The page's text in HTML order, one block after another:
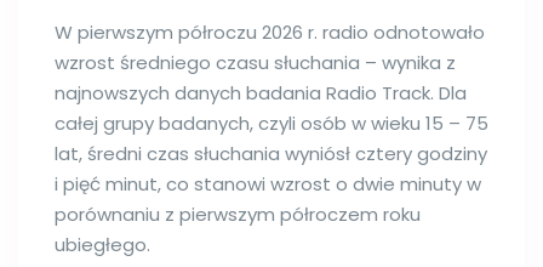
W pierwszym półroczu 2026 r. radio odnotowało
wzrost średniego czasu słuchania – wynika z
najnowszych danych badania Radio Track. Dla
całej grupy badanych, czyli osób w wieku 15 – 75
lat, średni czas słuchania wyniósł cztery godziny
i pięć minut, co stanowi wzrost o dwie minuty w
porównaniu z pierwszym półroczem roku
ubiegłego.